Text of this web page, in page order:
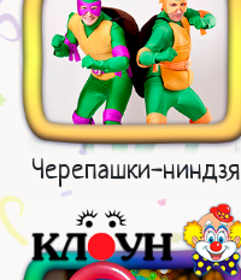
Черепашки-ниндзя